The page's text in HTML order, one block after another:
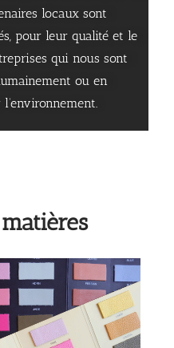
locaux sont
pour leur qualité et le
qui nous sont
ou en